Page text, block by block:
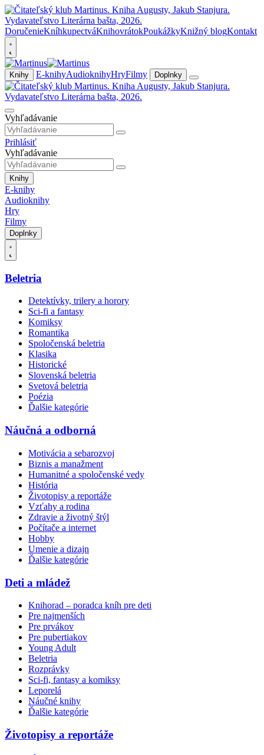
DoručenieKníhkupectváKnihovrátokPoukážkyKnižný blogKontakt
Knihy E-knihyAudioknihyHryFilmy Doplnky
Vyhľadávanie
Prihlásiť
Vyhľadávanie
Knihy
E-knihy
Audioknihy
Hry
Filmy
Doplnky
Beletria
Detektívky, trilery a horory
Sci-fi a fantasy
Komiksy
Romantika
Spoločenská beletria
Klasika
Historické
Slovenská beletria
Svetová beletria
Poézia
Ďalšie kategórie
Náučná a odborná
Motivácia a sebarozvoj
Biznis a manažment
Humanitné a spoločenské vedy
História
Životopisy a reportáže
Vzťahy a rodina
Zdravie a životný štýl
Počítače a internet
Hobby
Umenie a dizajn
Ďalšie kategórie
Deti a mládež
Knihorad – poradca kníh pre deti
Pre najmenších
Pre prvákov
Pre pubertiakov
Young Adult
Beletria
Rozprávky
Sci-fi, fantasy a komiksy
Leporelá
Náučné knihy
Ďalšie kategórie
Životopisy a reportáže